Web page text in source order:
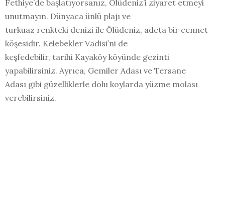
Fethiye’de başlatıyorsanız, Ölüdeniz’i ziyaret etmeyi
unutmayın. Dünyaca ünlü plajı ve
turkuaz renkteki denizi ile Ölüdeniz, adeta bir cennet
köşesidir. Kelebekler Vadisi’ni de
keşfedebilir, tarihi Kayaköy köyünde gezinti
yapabilirsiniz. Ayrıca, Gemiler Adası ve Tersane
Adası gibi güzelliklerle dolu koylarda yüzme molası
verebilirsiniz.